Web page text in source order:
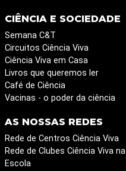
CIÊNCIA E SOCIEDADE
Semana C&T
Circuitos Ciência Viva
Ciência Viva em Casa
Livros que queremos ler
Café de Ciência
Vacinas - o poder da ciência
AS NOSSAS REDES
Rede de Centros Ciência Viva
Rede de Clubes Ciência Viva na
Escola